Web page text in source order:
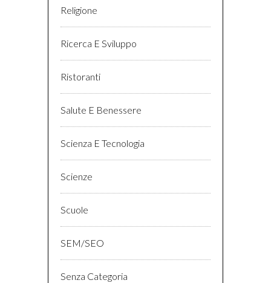
Religione
Ricerca E Sviluppo
Ristoranti
Salute E Benessere
Scienza E Tecnologia
Scienze
Scuole
SEM/SEO
Senza Categoria